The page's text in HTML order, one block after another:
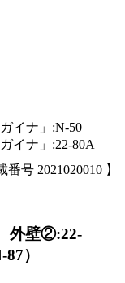
イナ」:N-50
イナ」:22-80A
番号 2021020010 】
外壁②:22-
）